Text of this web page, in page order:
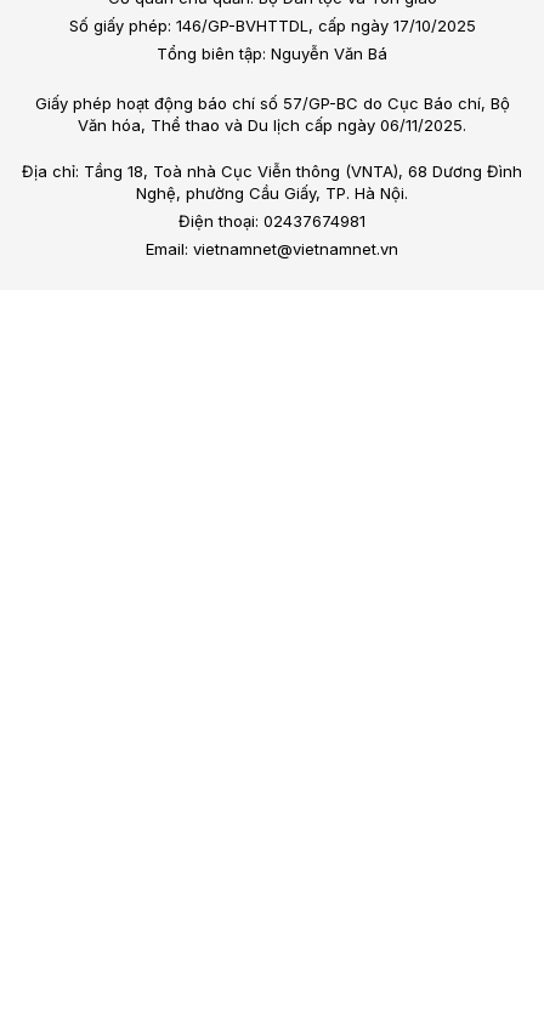
Số giấy phép: 146/GP-BVHTTDL, cấp ngày 17/10/2025
Tổng biên tập: Nguyễn Văn Bá
Giấy phép hoạt động báo chí số 57/GP-BC do Cục Báo chí, Bộ
Văn hóa, Thể thao và Du lịch cấp ngày 06/11/2025.
Địa chỉ: Tầng 18, Toà nhà Cục Viễn thông (VNTA), 68 Dương Đình
Nghệ, phường Cầu Giấy, TP. Hà Nội.
Điện thoại: 02437674981
Email: vietnamnet@vietnamnet.vn